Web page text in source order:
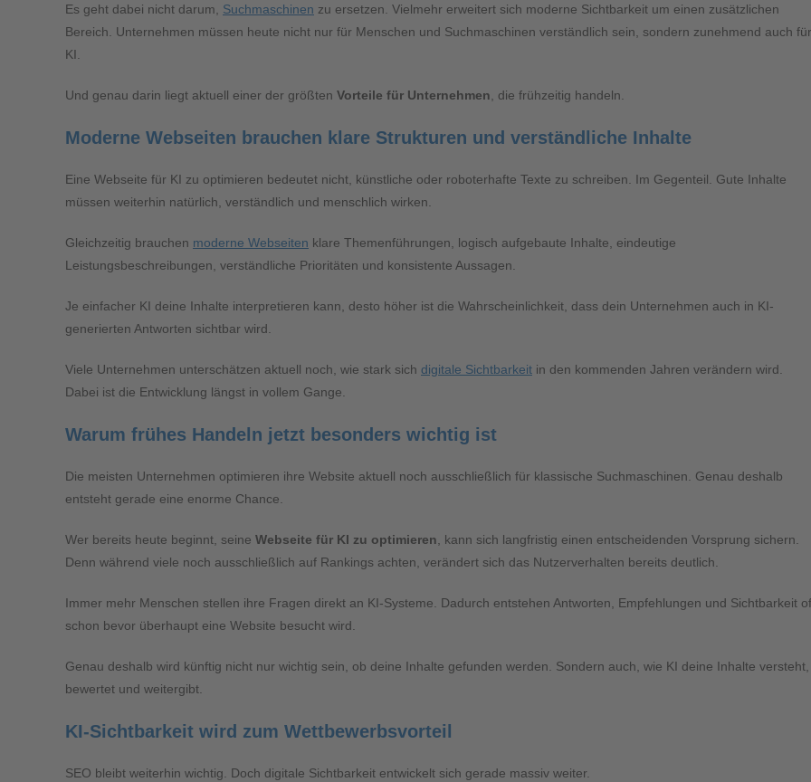
Es geht dabei nicht darum, Suchmaschinen zu ersetzen. Vielmehr erweitert sich moderne Sichtbarkeit um einen zusätzlichen
Bereich. Unternehmen müssen heute nicht nur für Menschen und Suchmaschinen verständlich sein, sondern zunehmend auch für
KI.
Und genau darin liegt aktuell einer der größten Vorteile für Unternehmen , die frühzeitig handeln.
Moderne Webseiten brauchen klare Strukturen und verständliche Inhalte
Eine Webseite für KI zu optimieren bedeutet nicht, künstliche oder roboterhafte Texte zu schreiben. Im Gegenteil. Gute Inhalte
müssen weiterhin natürlich, verständlich und menschlich wirken.
Gleichzeitig brauchen moderne Webseiten klare Themenführungen, logisch aufgebaute Inhalte, eindeutige
Leistungsbeschreibungen, verständliche Prioritäten und konsistente Aussagen.
Je einfacher KI deine Inhalte interpretieren kann, desto höher ist die Wahrscheinlichkeit, dass dein Unternehmen auch in KI-
generierten Antworten sichtbar wird.
Viele Unternehmen unterschätzen aktuell noch, wie stark sich digitale Sichtbarkeit in den kommenden Jahren verändern wird.
Dabei ist die Entwicklung längst in vollem Gange.
Warum frühes Handeln jetzt besonders wichtig ist
Die meisten Unternehmen optimieren ihre Website aktuell noch ausschließlich für klassische Suchmaschinen. Genau deshalb
entsteht gerade eine enorme Chance.
Wer bereits heute beginnt, seine Webseite für KI zu optimieren , kann sich langfristig einen entscheidenden Vorsprung sichern.
Denn während viele noch ausschließlich auf Rankings achten, verändert sich das Nutzerverhalten bereits deutlich.
Immer mehr Menschen stellen ihre Fragen direkt an KI-Systeme. Dadurch entstehen Antworten, Empfehlungen und Sichtbarkeit
schon bevor überhaupt eine Website besucht wird.
Genau deshalb wird künftig nicht nur wichtig sein, ob deine Inhalte gefunden werden. Sondern auch, wie KI deine Inhalte versteht,
bewertet und weitergibt.
KI-Sichtbarkeit wird zum Wettbewerbsvorteil
SEO bleibt weiterhin wichtig. Doch digitale Sichtbarkeit entwickelt sich gerade massiv weiter.